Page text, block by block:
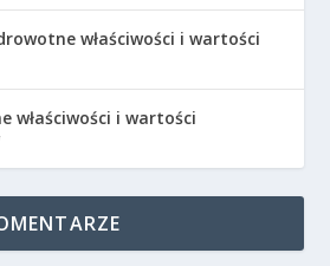
właściwości i wartości
właściwości i wartości